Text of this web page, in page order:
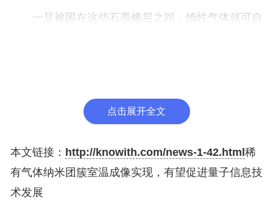
一旦被困在这些石墨烯层之间，惰性气体就可自
团队使用扫描透射电子显微镜观察了这些团簇并
对其进行了直接成像，发现这些团簇会旋转、跳跃、
生长和收缩。
研究人员表示，下一步将研究不同稀有气体纳米
点击展开全文
本文链接： http://knowith.com/news-1-42.html 稀
有气体纳米团簇室温成像实现，有望促进量子信息技
术发展